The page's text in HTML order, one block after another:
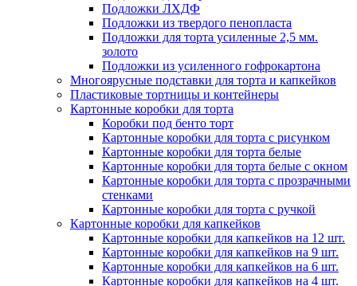
Подложки ЛХДФ
Подложки из твердого пенопласта
Подложки для торта усиленные 2,5 мм.
золото
Подложки из усиленного гофрокартона
Многоярусные подставки для торта и капкейков
Пластиковые тортницы и контейнеры
Картонные коробки для торта
Коробки под бенто торт
Картонные коробки для торта с рисунком
Картонные коробки для торта белые
Картонные коробки для торта белые с окном
Картонные коробки для торта с прозрачными
стенками
Картонные коробки для торта с ручкой
Картонные коробки для капкейков
Картонные коробки для капкейков на 12 шт.
Картонные коробки для капкейков на 9 шт.
Картонные коробки для капкейков на 6 шт.
Картонные коробки для капкейков на 4 шт.